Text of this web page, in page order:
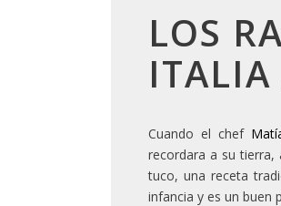
LOS
ITALIA
Cuando el chef
recordara a su tierra,
tuco, una receta
infancia y es un buen